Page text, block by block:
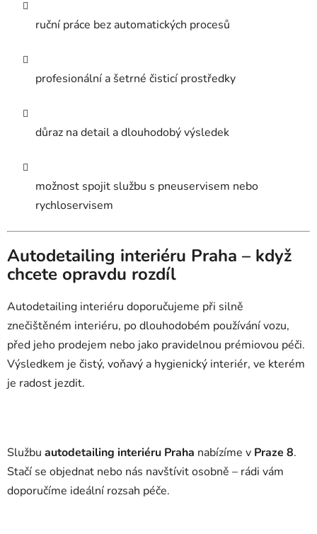
ruční práce bez automatických procesů
profesionální a šetrné čisticí prostředky
důraz na detail a dlouhodobý výsledek
možnost spojit službu s pneuservisem nebo
rychloservisem
Autodetailing interiéru Praha – když
chcete opravdu rozdíl
Autodetailing interiéru doporučujeme při silně
znečištěném interiéru, po dlouhodobém používání vozu,
před jeho prodejem nebo jako pravidelnou prémiovou péči.
Výsledkem je čistý, voňavý a hygienický interiér, ve kterém
je radost jezdit.
Službu autodetailing interiéru Praha nabízíme v Praze 8.
Stačí se objednat nebo nás navštívit osobně – rádi vám
doporučíme ideální rozsah péče.